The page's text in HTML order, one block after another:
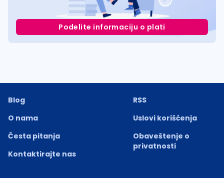
Podelite informaciju o plati
Blog
O nama
Česta pitanja
Kontaktirajte nas
RSS
Uslovi korišćenja
Obaveštenje o
privatnosti